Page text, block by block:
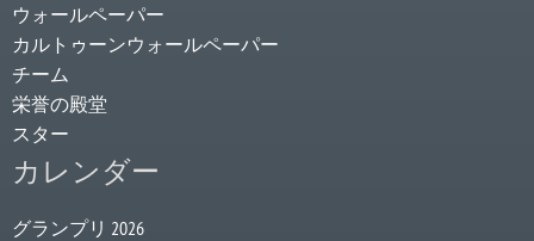
ウォールペーパー
カルトゥーンウォールペーパー
チーム
栄誉の殿堂
スター
カレンダー
グランプリ 2026